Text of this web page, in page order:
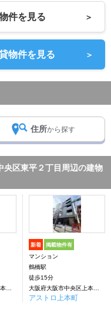
件を見る ＞
物件を見る ＞
住所から探す
区東平２丁目周辺の建物
新着 掲載物件有
マンション
鶴橋駅
徒歩15分
アストロ上本町